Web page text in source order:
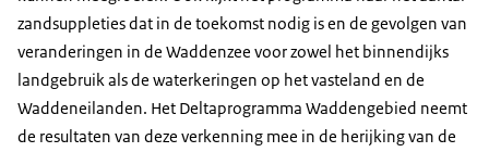
zandsuppleties dat in de toekomst nodig is en de gevolgen van
veranderingen in de Waddenzee voor zowel het binnendijks
landgebruik als de waterkeringen op het vasteland en de
Waddeneilanden. Het Deltaprogramma Waddengebied neemt
de resultaten van deze verkenning mee in de herijking van de